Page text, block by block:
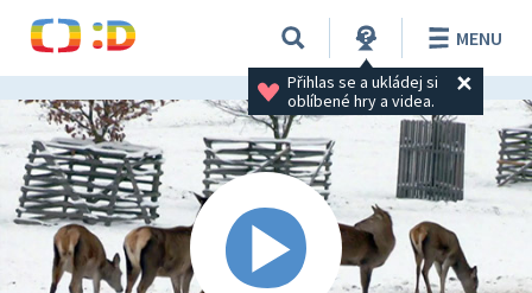
Přihlas se a ukládej si
oblíbené hry a videa.
MENU